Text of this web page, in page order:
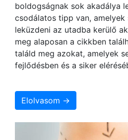
boldogságnak sok akadálya
csodálatos tipp van, amelyek
leküzdeni az utadba kerülő
meg alaposan a cikkben
találd meg azokat, amelyek
fejlődésben és a siker
Elolvasom →